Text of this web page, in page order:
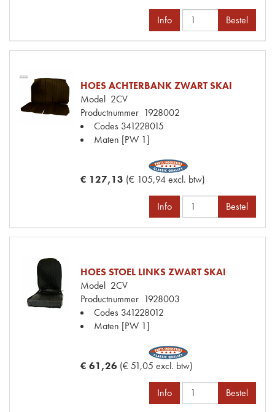
Info Bestel
HOES ACHTERBANK ZWART SKAI
Model 2CV
Productnummer 1928002
Codes 341228015
Maten [PW 1]
€ 127,13 (€ 105,94 excl. btw)
Info Bestel
HOES STOEL LINKS ZWART SKAI
Model 2CV
Productnummer 1928003
Codes 341228012
Maten [PW 1]
€ 61,26 (€ 51,05 excl. btw)
Info Bestel